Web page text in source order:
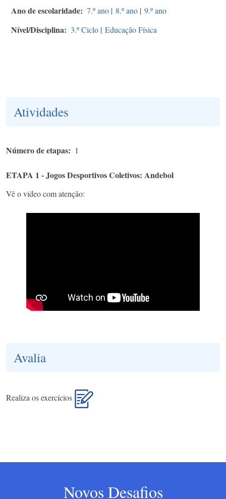
Ano de escolaridade 7.º ano | 8.º ano | 9.º ano
Nível/Disciplina 3.º Ciclo | Educação Física
Atividades
Número de etapas 1
ETAPA 1 - Jogos Desportivos Coletivos: Andebol
Vê o vídeo com atenção:
Avalia
Realiza os exercícios
Novos Desafios